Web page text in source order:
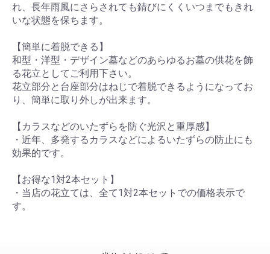
れ、長年雨風にさらされても錆びにくくいつまでもきれ
いな状態を保ちます。
【簡単に着脱できる】
和型・洋型・デザイン墓などのあらゆるお墓の供花を飾
る花立としてご利用下さい。
花立部分と台座部分はねじで着脱できるようになってお
り、簡単に取り外しが出来ます。
【カラスなどのいたずらを防ぐ光沢と重厚感】
・近年、多発するカラスなどによるいたずらの防止にも
効果的です。
【お得な1対2本セット】
・当店の花立ては、全て1対2本セットでの価格表示で
す。